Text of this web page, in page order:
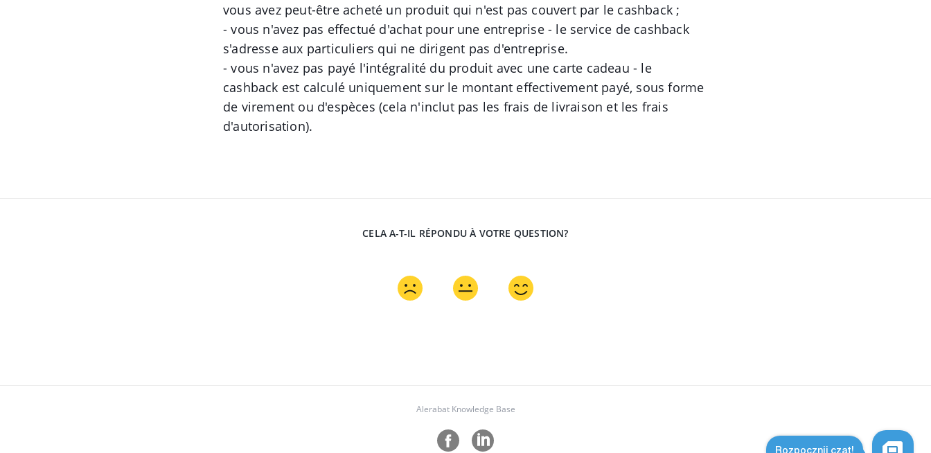
vous avez peut-être acheté un produit qui n'est pas couvert par le cashback ;
- vous n'avez pas effectué d'achat pour une entreprise - le service de cashback
s'adresse aux particuliers qui ne dirigent pas d'entreprise.
- vous n'avez pas payé l'intégralité du produit avec une carte cadeau - le
cashback est calculé uniquement sur le montant effectivement payé, sous forme
de virement ou d'espèces (cela n'inclut pas les frais de livraison et les frais
d'autorisation).
CELA A-T-IL RÉPONDU À VOTRE QUESTION?
Alerabat Knowledge Base